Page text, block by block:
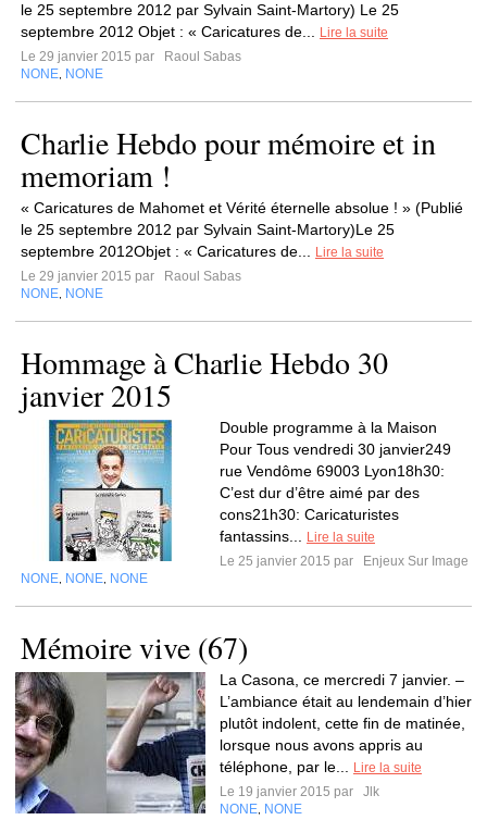
le 25 septembre 2012 par Sylvain Saint-Martory) Le 25
septembre 2012 Objet : « Caricatures de...
Lire la suite
Le 29 janvier 2015 par
Raoul Sabas
NONE NONE
Charlie Hebdo pour mémoire et in
memoriam !
« Caricatures de Mahomet et Vérité éternelle absolue ! » (Publié
le 25 septembre 2012 par Sylvain Saint-Martory)Le 25
septembre 2012Objet : « Caricatures de...
Lire la suite
Le 29 janvier 2015 par
Raoul Sabas
NONE NONE
Hommage à Charlie Hebdo 30
janvier 2015
Double programme à la Maison
Pour Tous vendredi 30 janvier249
rue Vendôme 69003 Lyon18h30:
C’est dur d’être aimé par des
cons21h30: Caricaturistes
fantassins...
Lire la suite
Le 25 janvier 2015 par
Enjeux Sur Image
NONE NONE NONE
Mémoire vive (67)
La Casona, ce mercredi 7 janvier. –
L’ambiance était au lendemain d’hier
plutôt indolent, cette fin de matinée,
lorsque nous avons appris au
téléphone, par le...
Lire la suite
Le 19 janvier 2015 par
Jlk
NONE NONE